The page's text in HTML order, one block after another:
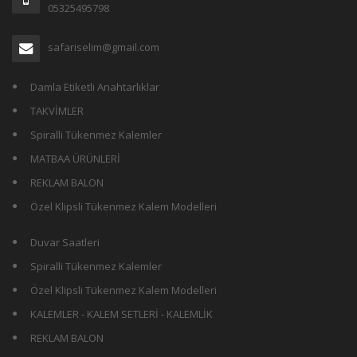
05325495798
safariselim@gmail.com
Damla Etiketli Anahtarlıklar
TAKVİMLER
Spiralli Tükenmez Kalemler
MATBAA ÜRÜNLERİ
REKLAM BALON
Özel Klipsli Tükenmez Kalem Modelleri
Duvar Saatleri
Spiralli Tükenmez Kalemler
Özel Klipsli Tükenmez Kalem Modelleri
KALEMLER - KALEM SETLERİ - KALEMLİK
REKLAM BALON